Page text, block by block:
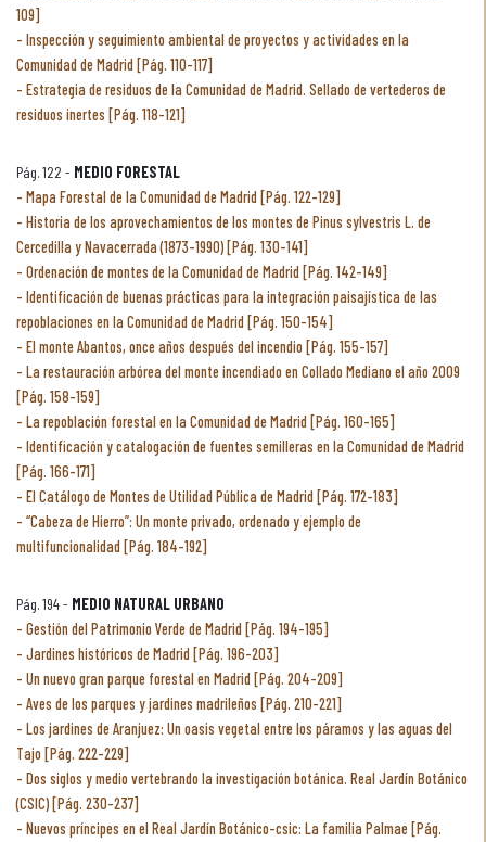
109]
Inspección y seguimiento ambiental de proyectos y actividades en la
Comunidad de Madrid [Pág. 110-117]
Estrategia de residuos de la Comunidad de Madrid. Sellado de vertederos de
residuos inertes [Pág. 118-121]
Pág. 122 - MEDIO FORESTAL
Mapa Forestal de la Comunidad de Madrid [Pág. 122-129]
Historia de los aprovechamientos de los montes de Pinus sylvestris L. de
Cercedilla y Navacerrada (1873-1990) [Pág. 130-141]
Ordenación de montes de la Comunidad de Madrid [Pág. 142-149]
Identificación de buenas prácticas para la integración paisajística de las
repoblaciones en la Comunidad de Madrid [Pág. 150-154]
El monte Abantos, once años después del incendio [Pág. 155-157]
La restauración arbórea del monte incendiado en Collado Mediano el año 2009
[Pág. 158-159]
La repoblación forestal en la Comunidad de Madrid [Pág. 160-165]
Identificación y catalogación de fuentes semilleras en la Comunidad de Madrid
[Pág. 166-171]
El Catálogo de Montes de Utilidad Pública de Madrid [Pág. 172-183]
“Cabeza de Hierro”: Un monte privado, ordenado y ejemplo de
multifuncionalidad [Pág. 184-192]
Pág. 194 - MEDIO NATURAL URBANO
Gestión del Patrimonio Verde de Madrid [Pág. 194-195]
Jardines históricos de Madrid [Pág. 196-203]
Un nuevo gran parque forestal en Madrid [Pág. 204-209]
Aves de los parques y jardines madrileños [Pág. 210-221]
Los jardines de Aranjuez: Un oasis vegetal entre los páramos y las aguas del
Tajo [Pág. 222-229]
Dos siglos y medio vertebrando la investigación botánica. Real Jardín Botánico
(CSIC) [Pág. 230-237]
Nuevos príncipes en el Real Jardín Botánico-csic: La familia Palmae [Pág.